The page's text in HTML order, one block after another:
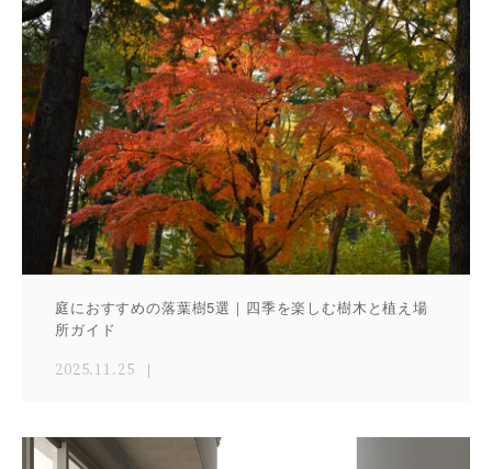
庭におすすめの落葉樹5選｜四季を楽しむ樹木と植え場
所ガイド
2025.11.25